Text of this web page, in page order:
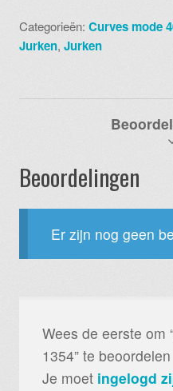
Categorieën:Curves mode
Jurken,Jurken
Beoordelingen
Er zijn nog geen
Wees de eerste om
1354” te beoordelen
Je moet ingelogd